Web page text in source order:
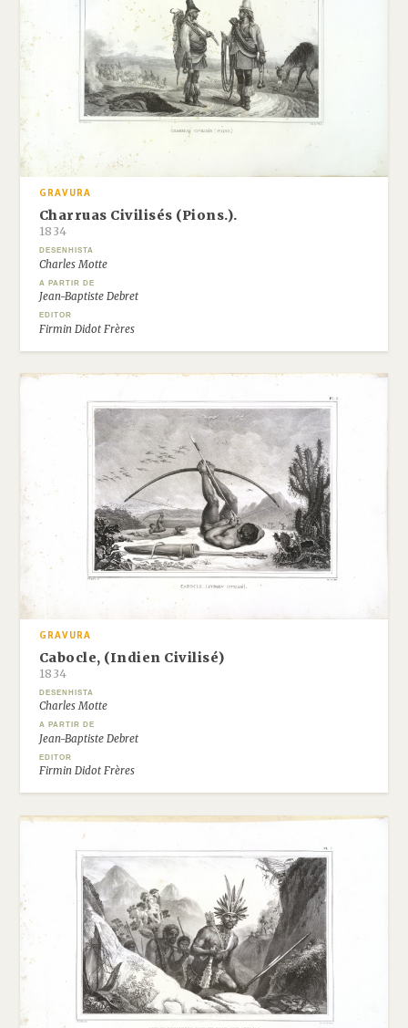
GRAVURA
Charruas Civilisés (Pions.).
1834
DESENHISTA
Charles Motte
A PARTIR DE
Jean-Baptiste Debret
EDITOR
Firmin Didot Frères
GRAVURA
Cabocle, (Indien Civilisé)
1834
DESENHISTA
Charles Motte
A PARTIR DE
Jean-Baptiste Debret
EDITOR
Firmin Didot Frères